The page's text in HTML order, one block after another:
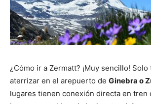
¿Cómo ir a Zermatt? ¡Muy sencillo!
aterrizar en el arepuerto de Ginebra o
lugares tienen conexión directa en tren